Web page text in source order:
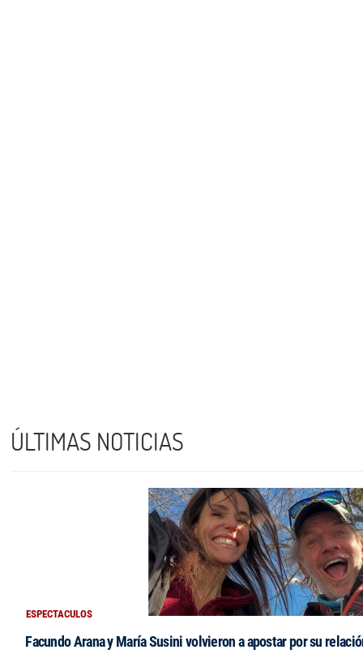
ÚLTIMAS NOTICIAS
ESPECTACULOS
Facundo Arana y María Susini volvieron a apostar por su